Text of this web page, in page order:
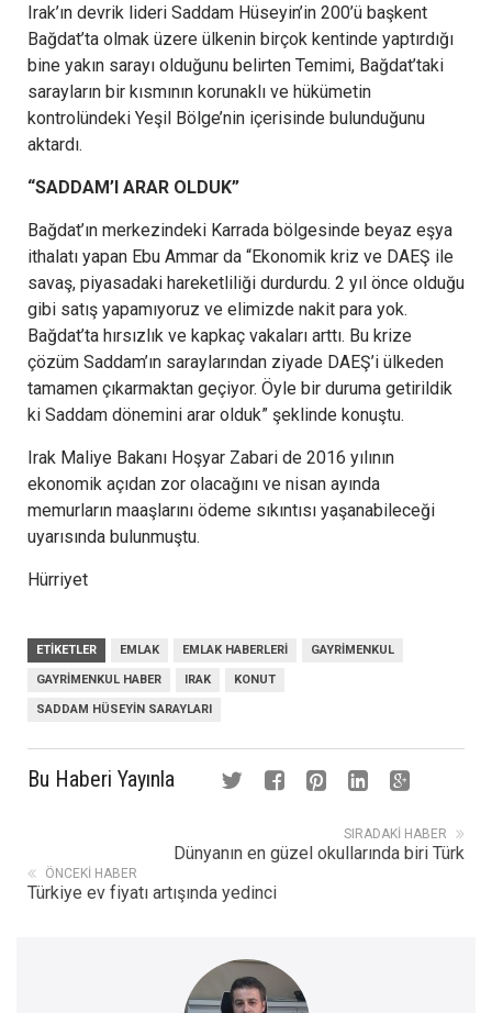
Irak’ın devrik lideri Saddam Hüseyin’in 200’ü başkent
Bağdat’ta olmak üzere ülkenin birçok kentinde yaptırdığı
bine yakın sarayı olduğunu belirten Temimi, Bağdat’taki
sarayların bir kısmının korunaklı ve hükümetin
kontrolündeki Yeşil Bölge’nin içerisinde bulunduğunu
aktardı.
“SADDAM’I ARAR OLDUK”
Bağdat’ın merkezindeki Karrada bölgesinde beyaz eşya
ithalatı yapan Ebu Ammar da “Ekonomik kriz ve DAEŞ ile
savaş, piyasadaki hareketliliği durdurdu. 2 yıl önce olduğu
gibi satış yapamıyoruz ve elimizde nakit para yok.
Bağdat’ta hırsızlık ve kapkaç vakaları arttı. Bu krize
çözüm Saddam’ın saraylarından ziyade DAEŞ’i ülkeden
tamamen çıkarmaktan geçiyor. Öyle bir duruma getirildik
ki Saddam dönemini arar olduk” şeklinde konuştu.
Irak Maliye Bakanı Hoşyar Zabari de 2016 yılının
ekonomik açıdan zor olacağını ve nisan ayında
memurların maaşlarını ödeme sıkıntısı yaşanabileceği
uyarısında bulunmuştu.
Hürriyet
ETIKETLER EMLAK EMLAK HABERLERI GAYRIMENKUL
GAYRIMENKUL HABER IRAK KONUT
SADDAM HÜSEYIN SARAYLARI
Bu Haberi Yayınla
SIRADAKI HABER
Dünyanın en güzel okullarında biri Türk
ÖNCEKI HABER
Türkiye ev fiyatı artışında yedinci